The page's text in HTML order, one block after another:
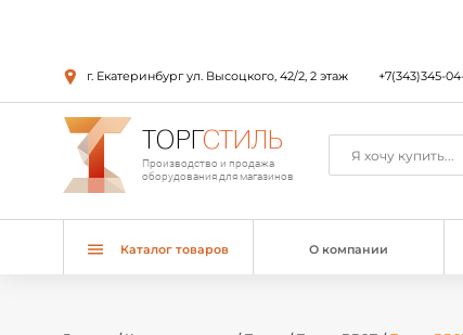
г. Екатеринбург ул. Высоцкого, 42/2, 2 этаж +7(343)345-
ТОРГСТИЛЬ
Производство и продажа
оборудования для магазинов
Каталог товаров О компании